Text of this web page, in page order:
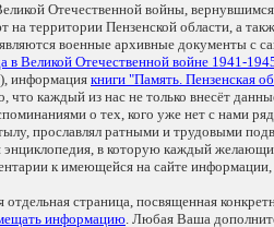
Отечественной войны,
на территории Пензенской области, а
военные архивные документы с
в Великой Отечественной войне 1941-
информациякниги "Память. Пензенская
что каждый из нас не только внесёт
о тех, кого уже нет с нами
прославлял ратными и трудовыми
энциклопедия, в которую каждый
к имеющейся на сайте
отдельная страница, посвященная
информацию. Любая Ваша